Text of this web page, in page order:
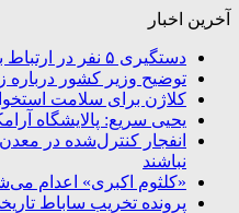
آخرین اخبار
دستگیری ۵ نفر در ارتباط با قتل حمیدرضا رجب‌زاده
توضیح وزیر کشور درباره
کلاژن برای سلامت
یحیی سریع: پالایشگاه
انفجار کنترل‌شده در
نباشند
«کلثوم اکبری» اعدام
پرونده تخریب ساباط